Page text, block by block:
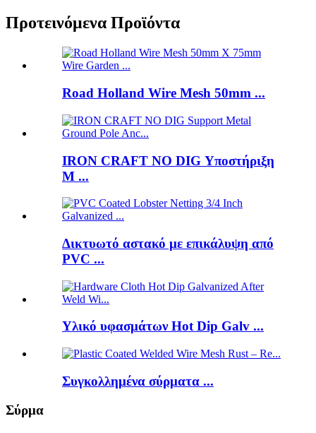
Προτεινόμενα Προϊόντα
Road Holland Wire Mesh 50mm ...
IRON CRAFT NO DIG Υποστήριξη
M ...
Δικτυωτό αστακό με επικάλυψη από
PVC ...
Υλικό υφασμάτων Hot Dip Galv ...
Συγκολλημένα σύρματα ...
Σύρμα